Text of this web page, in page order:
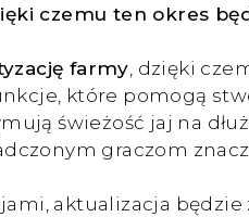
czemu ten okres
farmy , dzięki
które pomogą
świeżość jaj na
graczom
aktualizacja